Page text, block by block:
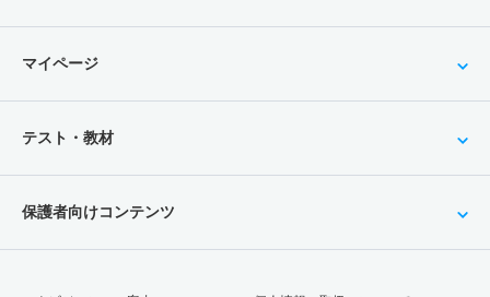
マイページ
テスト・教材
保護者向けコンテンツ